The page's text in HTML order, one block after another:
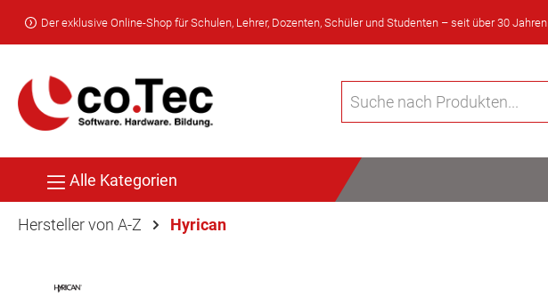
Der exklusive Online-Shop für Schulen, Lehrer, Dozenten, Schüler und Studenten – seit über 30 Jahren
Alle Kategorien
Hersteller von A-Z Hyrican